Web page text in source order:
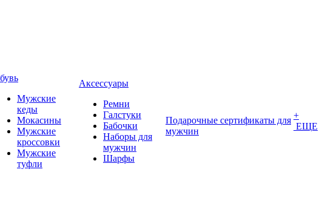
Мужские
кеды
Мокасины
Мужские
кроссовки
Мужские
туфли
Аксессуары
Ремни
Галстуки
Бабочки
Наборы для
мужчин
Шарфы
Подарочные сертификаты для
мужчин
+
ЕЩЕ